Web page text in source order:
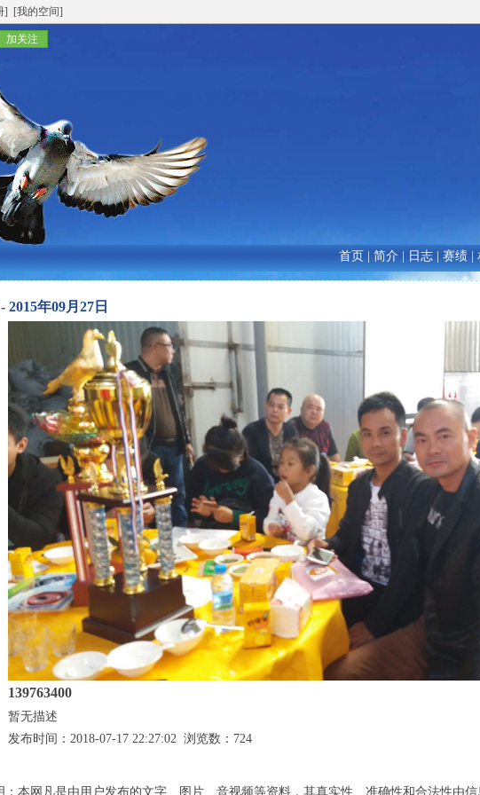
] [我的空间]
加关注
首页 简介 日志 赛绩
2015年09月27日
139763400
暂无描述
发布时间：2018-07-17 22:27:02 浏览数：724
：本网凡是由用户发布的文字、图片、音视频等资料，其真实性、准确性和合法性由